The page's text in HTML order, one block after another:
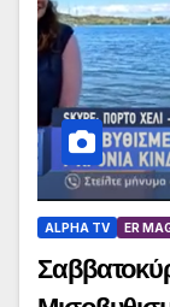
ALPHA TV ER